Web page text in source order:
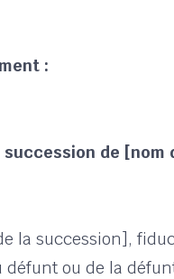
:
de [nom
la succession],
ou de la